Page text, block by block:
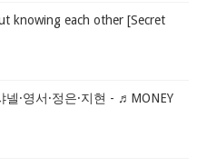
knowing each other [Secret
넬·영서·정은·지현 - ♬MONEY